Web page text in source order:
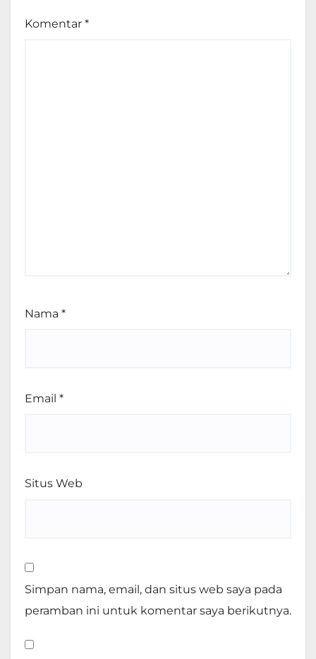
Komentar *
Nama *
Email *
Situs Web
Simpan nama, email, dan situs web saya pada
peramban ini untuk komentar saya berikutnya.